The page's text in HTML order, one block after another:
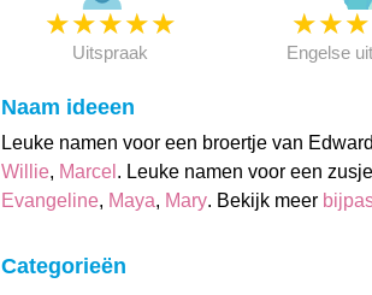
★★★★★
Uitspraak
★★★
Engelse
Naam ideeen
Leuke namen voor een broertje van
Willie, Marcel . Leuke namen voor een
Evangeline, Maya, Mary. Bekijk meer
Categorieën